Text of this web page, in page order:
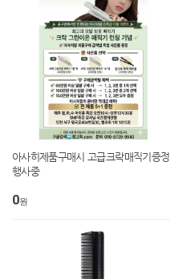
아사히제품구매시 고급크락매직기증정
행사중
0원